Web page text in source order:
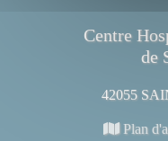
Centre
de
42055
Plan